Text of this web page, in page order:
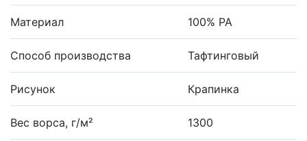
Материал 100% PA
Способ производства Тафтинговый
Рисунок Крапинка
Вес ворса, г/м² 1300